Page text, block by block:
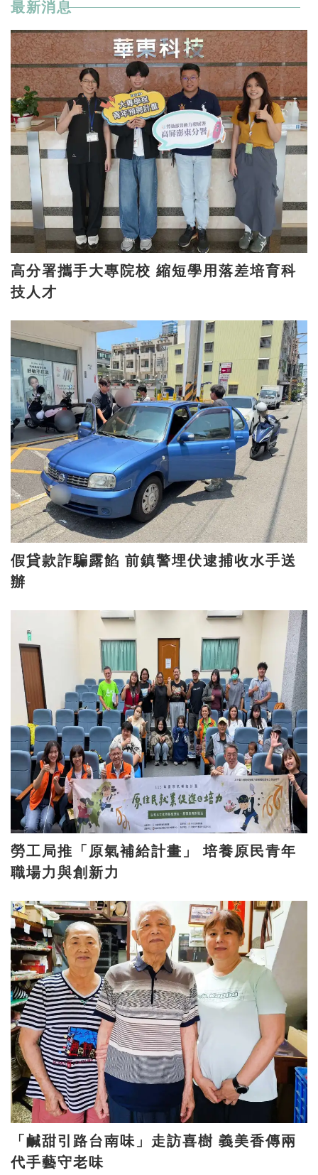
最新消息
高分署攜手大專院校 縮短學用落差培育科
技人才
假貸款詐騙露餡 前鎮警埋伏逮捕收水手送
辦
勞工局推「原氣補給計畫」 培養原民青年
職場力與創新力
「鹹甜引路台南味」走訪喜樹 義美香傳兩
代手藝守老味